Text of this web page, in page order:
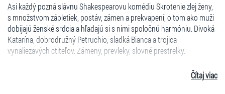
Asi každý pozná slávnu Shakespearovu komédiu Skrotenie zlej ženy,
s množstvom zápletiek, postáv, zámen a prekvapení, o tom ako muži
dobíjajú ženské srdcia a hľadajú si s nimi spoločnú harmóniu. Divoká
Katarína, dobrodružný Petruchio, sladká Bianca a trojica
vynaliezavých ctiteľov. Zámeny, prevleky, slovné prestrelky.
zdrojov humoru aj téma divadla na divadle a že sám ShakespeareČítaj viac